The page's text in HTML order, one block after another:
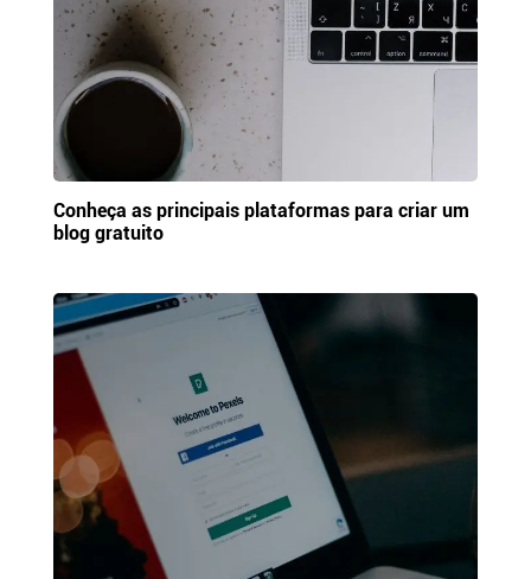
Conheça as principais plataformas para criar um
blog gratuito